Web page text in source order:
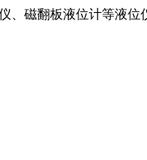
、磁翻板液位计等液位